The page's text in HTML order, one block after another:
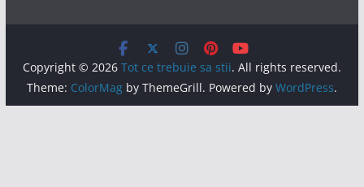
Copyright © 2026 Tot ce trebuie sa stii. All rights reserved.
Theme: ColorMagby ThemeGrill. Powered by WordPress.